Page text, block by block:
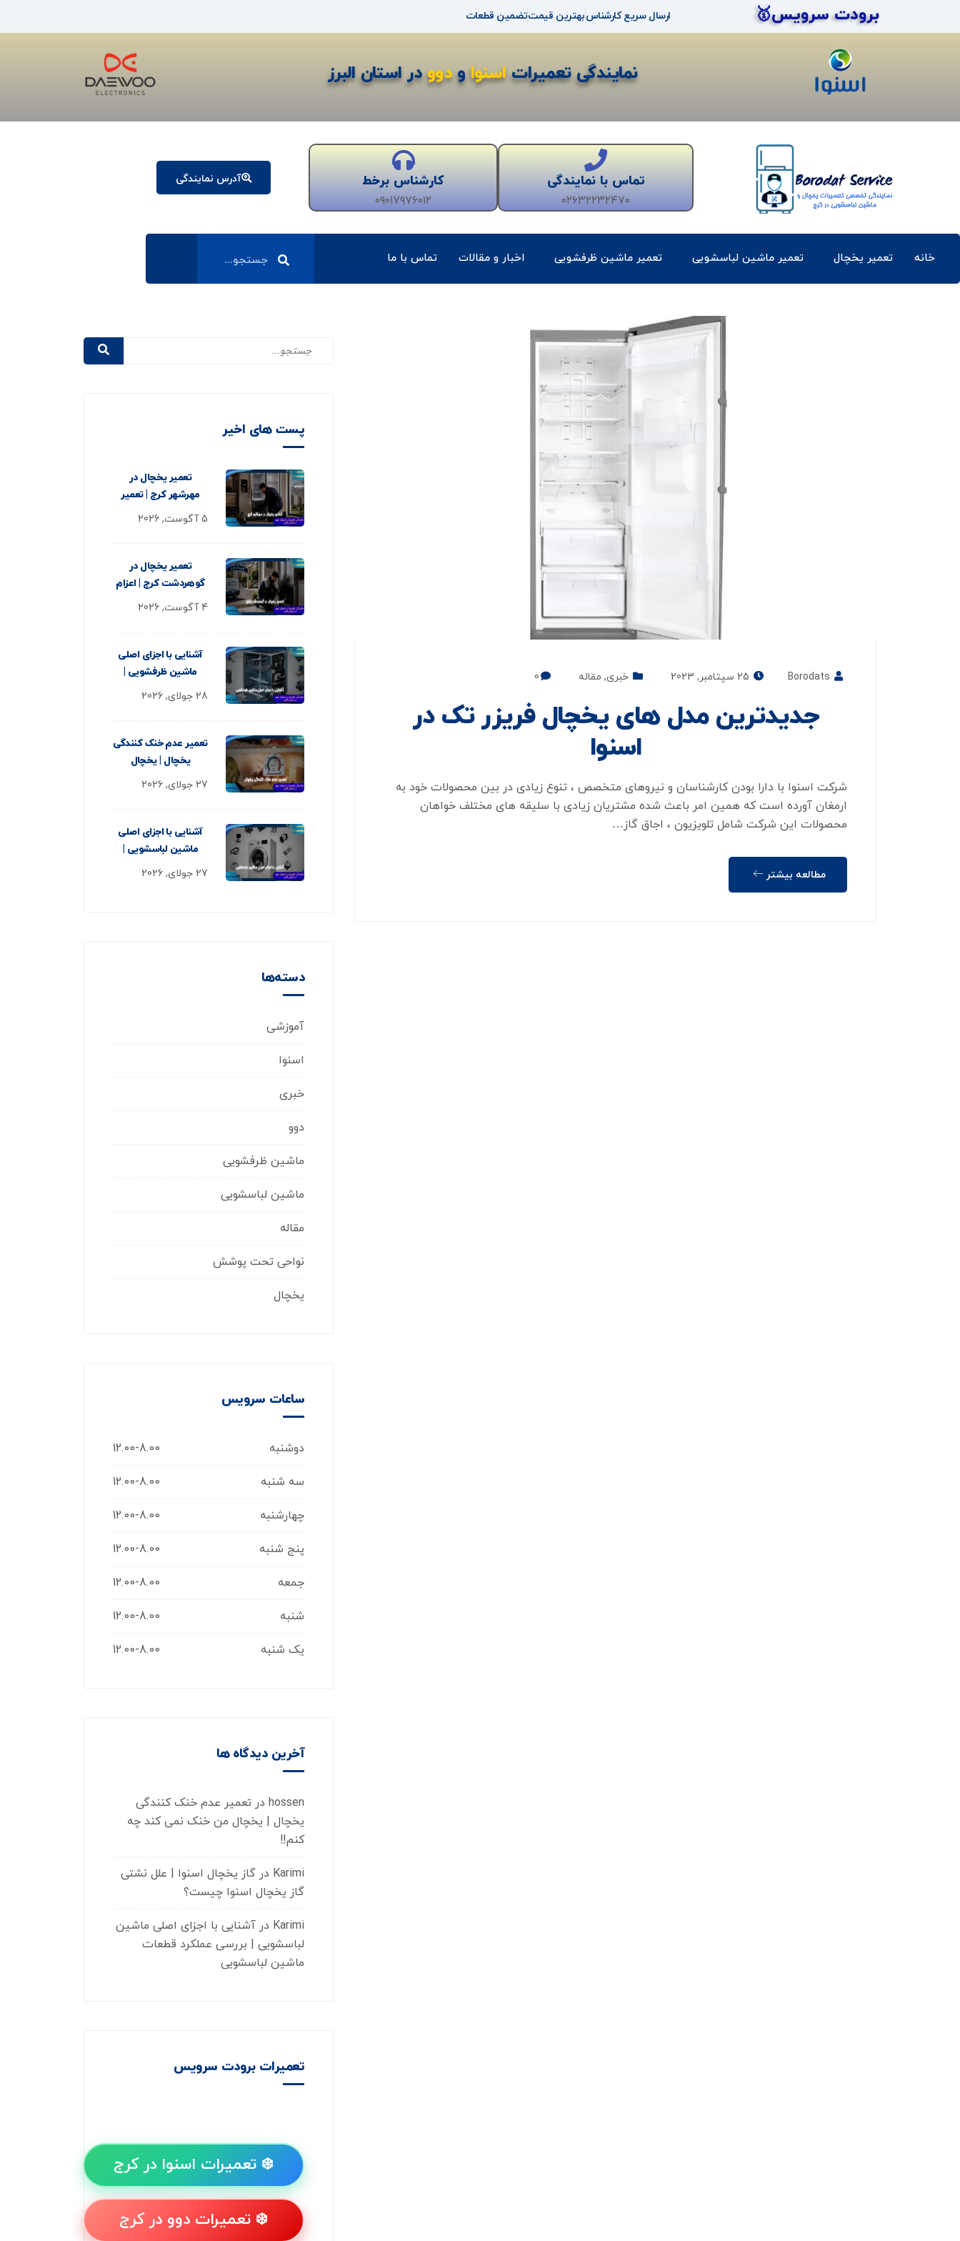
برودت سرویس🥇 ارسال سریع کارشناسبهترین قیمتتضمین قطعات
نمایندگی تعمیراتاسنواودوودر استان البرز
تماس با نمایندگی
۰۲۶۳۲۲۳۲۴۷۰
کارشناس برخط
۰۹۰۱۷۹۷۶۰۱۲
آدرس نمایندگی
خانه تعمیر یخچال تعمیر ماشین لباسشویی تعمیر ماشین ظرفشویی اخبار و مقالات تماس با ما
Borodats خبری, مقاله 0
جدیدترین مدل های یخچال فریزر تک در
اسنوا
شرکت اسنوا با دارا بودن کارشناسان و نیروهای متخصص ، تنوع زیادی در بین محصولات خود به
ارمغان آورده است که همین امر باعث شده مشتریان زیادی با سلیقه های مختلف خواهان
محصولات این شرکت شامل تلویزیون ، اجاق گاز…
مطالعه بیشتر
پست های اخیر
تعمیر یخچال در
مهرشهر کرج | تعمیر
5 آگوست, 2026
تعمیر یخچال در
گوهردشت کرج | اعزام
4 آگوست, 2026
آشنایی با اجزای اصلی
ماشین ظرفشویی |
28 جولای, 2026
تعمیر عدم خنک کنندگی
یخچال | یخچال
27 جولای, 2026
آشنایی با اجزای اصلی
ماشین لباسشویی |
27 جولای, 2026
دسته‌ها
آموزشی
اسنوا
خبری
دوو
ماشین ظرفشویی
ماشین لباسشویی
مقاله
نواحی تحت پوشش
یخچال
ساعات سرویس
دوشنبه 12.00-8.00
سه شنبه 12.00-8.00
چهارشنبه 12.00-8.00
پنج شنبه 12.00-8.00
جمعه 12.00-8.00
شنبه 12.00-8.00
یک شنبه 12.00-8.00
آخرین دیدگاه ها
hossen در تعمیر عدم خنک کنندگی
یخچال | یخچال من خنک نمی کند چه
کنم!!
Karimi در گاز یخچال اسنوا | علل نشتی
گاز یخچال اسنوا چیست؟
Karimi در آشنایی با اجزای اصلی ماشین
لباسشویی | بررسی عملکرد قطعات
ماشین لباسشویی
تعمیرات برودت سرویس
❄️ تعمیرات اسنوا در کرج
❄️ تعمیرات دوو در کرج